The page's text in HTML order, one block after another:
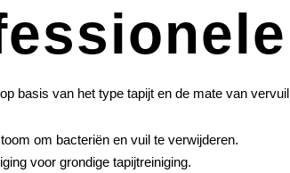
op basis van het type tapijt en de mate van
om bacteriën en vuil te verwijderen.
voor grondige tapijtreiniging.